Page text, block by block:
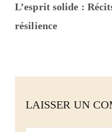
L’esprit solide :
résilience
LAISSER UN